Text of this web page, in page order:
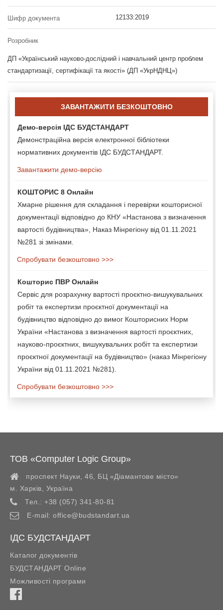
Шифр документа 12133:2019
Розробник
ДП «Український науково-дослідний і навчальний центр проблем
стандартизації, сертифікації та якості» (ДП «УкрНДНЦ»)
ЗАВАНТАЖИТИ БЕЗКОШТОВНО
Демо-версія ІДС БУДСТАНДАРТ
Демонстраційна версія електронної бібліотеки
нормативних документів ІДС БУДСТАНДАРТ.
Завантажити демо-версію
КОШТОРИС 8 Онлайн
Хмарне рішення для складання і перевірки кошторисної
документації відповідно до КНУ «Настанова з визначення
вартості будівництва», Наказ Мінрегіону від 01.11.2021
№281 зі змінами.
Спробувати безкоштовно >>>
Кошторис ПВР Онлайн
Сервіс для розрахунку вартості проєктно-вишукувальних
робіт та експертизи проєктної документації на
будівництво відповідно до вимог Кошторисних Норм
України «Настанова з визначення вартості проєктних,
науково-проєктних, вишукувальних робіт та експертизи
проєктної документації на будівництво» (наказ Мінрегіону
України від 01.11.2021 №281).
Спробувати безкоштовно >>>
ТОВ «Computer Logic Group»
проспект Науки, 46, БЦ «Діамантове місто»
м. Харків
Україна
Тел.: +38 (057) 341-80-81
E-mail: office@budstandart.ua
ІДС БУДСТАНДАРТ
Каталог документів
БУДСТАНДАРТ Online
Можливості програми